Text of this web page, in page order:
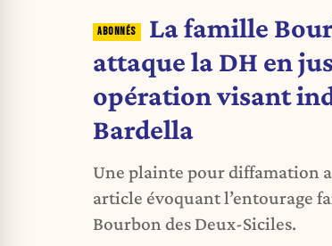
La famille
attaque la DH en
opération visant
Bardella
Une plainte pour diffamation a
article évoquant l’entourage
Bourbon des Deux-Siciles.